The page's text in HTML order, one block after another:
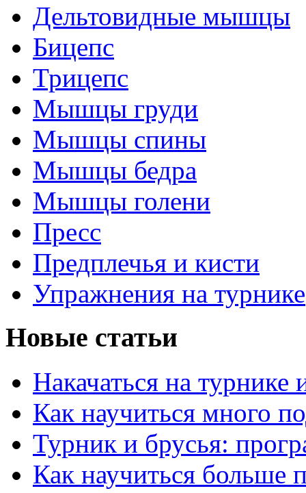
Дельтовидные мышцы
Бицепс
Трицепс
Мышцы груди
Мышцы спины
Мышцы бедра
Мышцы голени
Пресс
Предплечья и кисти
Упражнения на турнике
Новые статьи
Накачаться на турнике
Как научиться много
Турник и брусья:
Как научиться больше